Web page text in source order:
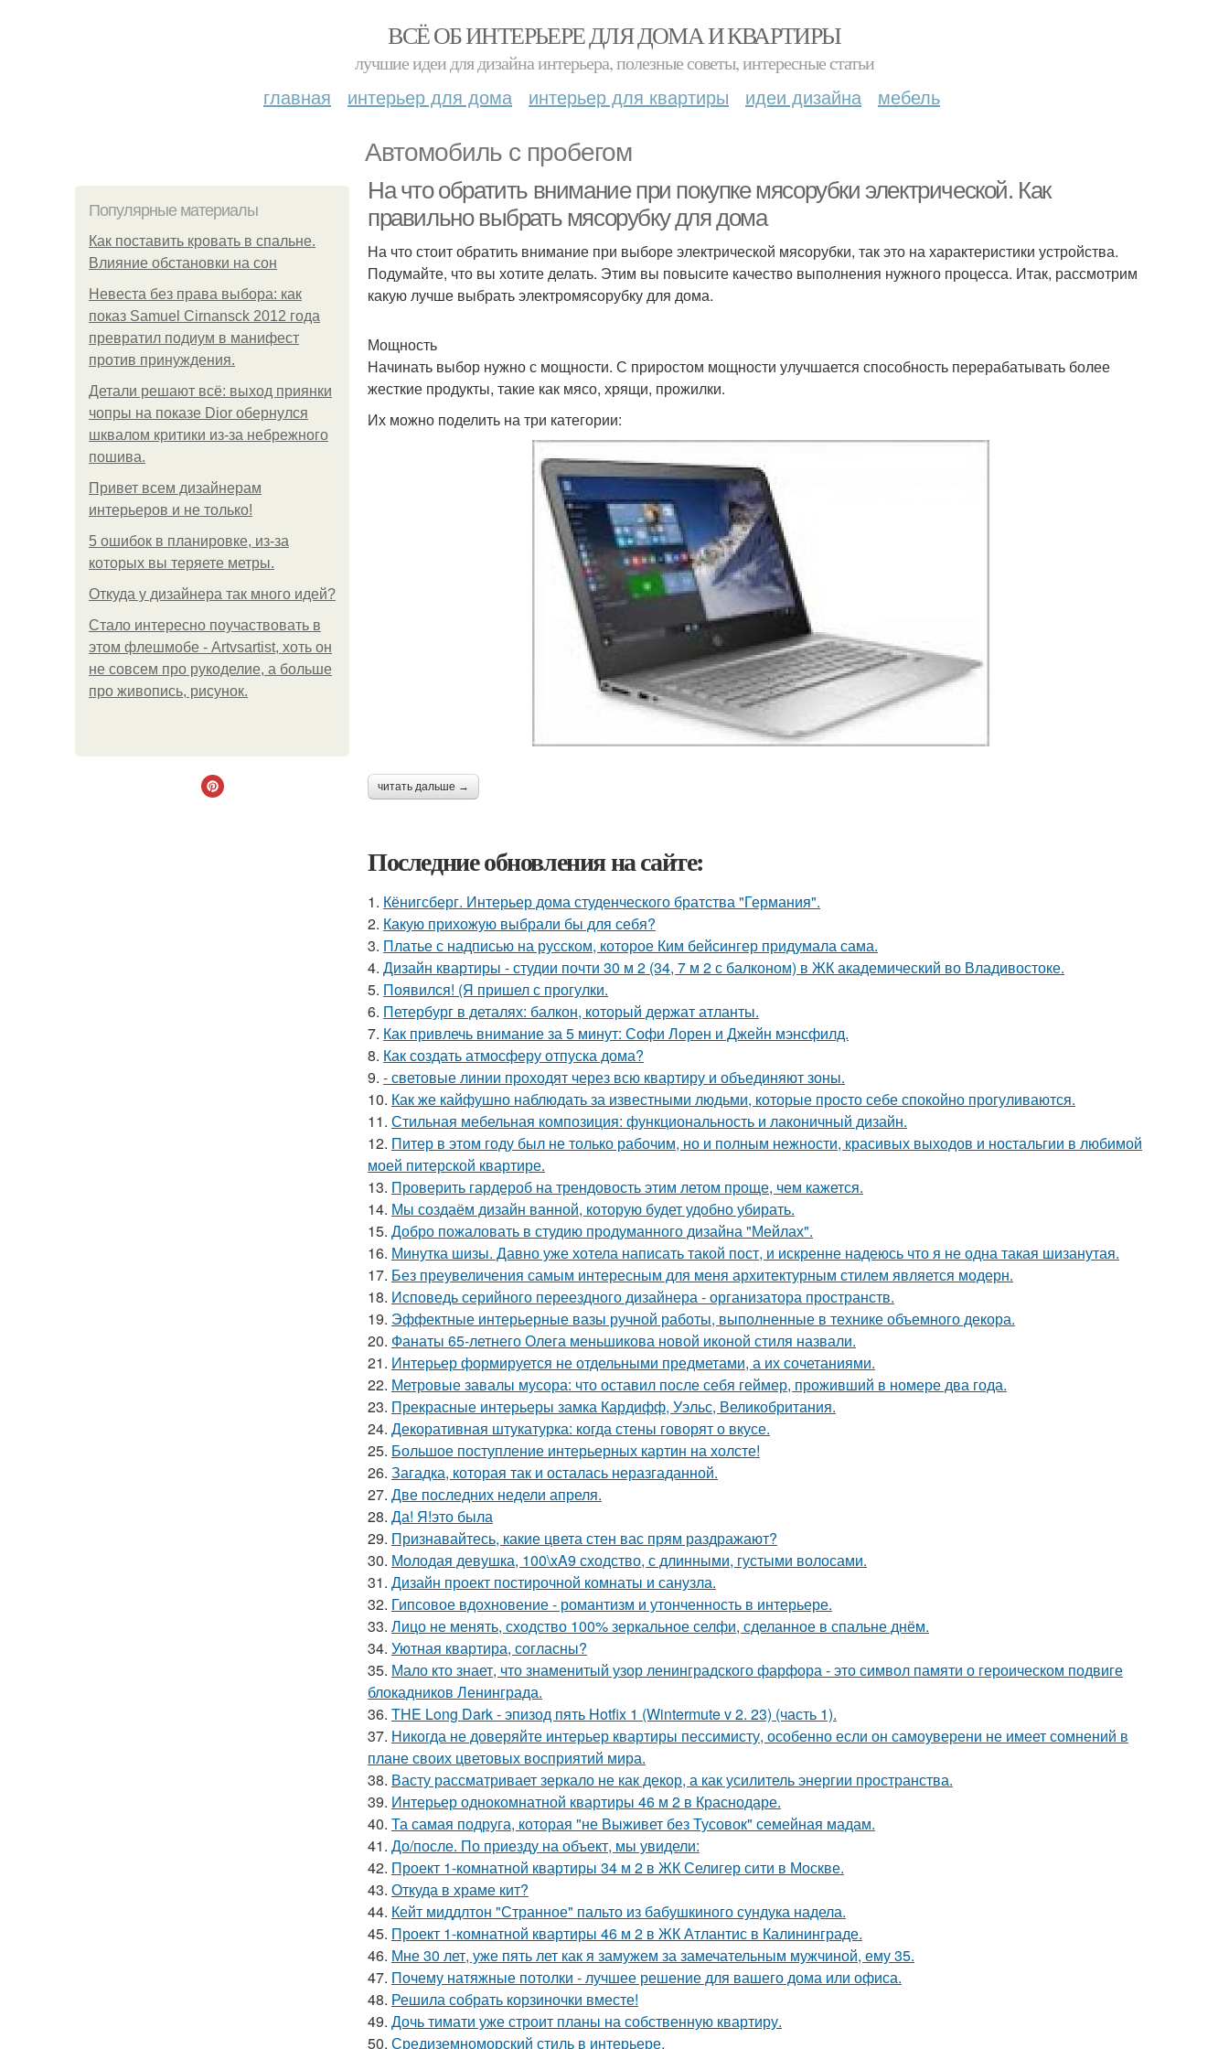
ВСЁ ОБ ИНТЕРЬЕРЕ ДЛЯ ДОМА И КВАРТИРЫ
лучшие идеи для дизайна интерьера, полезные советы, интересные статьи
главная интерьер для дома интерьер для квартиры идеи дизайна мебель
Автомобиль с пробегом
Популярные материалы
Как поставить кровать в спальне.
Влияние обстановки на сон
Невеста без права выбора: как
показ Samuel Cirnansck 2012 года
превратил подиум в манифест
против принуждения.
Детали решают всё: выход приянки
чопры на показе Dior обернулся
шквалом критики из-за небрежного
пошива.
Привет всем дизайнерам
интерьеров и не только!
5 ошибок в планировке, из-за
которых вы теряете метры.
Откуда у дизайнера так много идей?
Стало интересно поучаствовать в
этом флешмобе - Artvsartist, хоть он
не совсем про рукоделие, а больше
про живопись, рисунок.
На что обратить внимание при покупке мясорубки электрической. Как
правильно выбрать мясорубку для дома
На что стоит обратить внимание при выборе электрической мясорубки, так это на характеристики устройства.
Подумайте, что вы хотите делать. Этим вы повысите качество выполнения нужного процесса. Итак, рассмотрим
какую лучше выбрать электромясорубку для дома.
Мощность
Начинать выбор нужно с мощности. С приростом мощности улучшается способность перерабатывать более
жесткие продукты, такие как мясо, хрящи, прожилки.
Их можно поделить на три категории:
читать дальше →
Последние обновления на сайте:
1. Кёнигсберг. Интерьер дома студенческого братства "Германия".
2. Какую прихожую выбрали бы для себя?
3. Платье с надписью на русском, которое Ким бейсингер придумала сама.
4. Дизайн квартиры - студии почти 30 м 2 (34, 7 м 2 с балконом) в ЖК академический во Владивостоке.
5. Появился! (Я пришел с прогулки.
6. Петербург в деталях: балкон, который держат атланты.
7. Как привлечь внимание за 5 минут: Софи Лорен и Джейн мэнсфилд.
8. Как создать атмосферу отпуска дома?
9. - световые линии проходят через всю квартиру и объединяют зоны.
10. Как же кайфушно наблюдать за известными людьми, которые просто себе спокойно прогуливаются.
11. Стильная мебельная композиция: функциональность и лаконичный дизайн.
12. Питер в этом году был не только рабочим, но и полным нежности, красивых выходов и ностальгии в любимой
моей питерской квартире.
13. Проверить гардероб на трендовость этим летом проще, чем кажется.
14. Мы создаём дизайн ванной, которую будет удобно убирать.
15. Добро пожаловать в студию продуманного дизайна "Мейлах".
16. Минутка шизы. Давно уже хотела написать такой пост, и искренне надеюсь что я не одна такая шизанутая.
17. Без преувеличения самым интересным для меня архитектурным стилем является модерн.
18. Исповедь серийного переездного дизайнера - организатора пространств.
19. Эффектные интерьерные вазы ручной работы, выполненные в технике объемного декора.
20. Фанаты 65-летнего Олега меньшикова новой иконой стиля назвали.
21. Интерьер формируется не отдельными предметами, а их сочетаниями.
22. Метровые завалы мусора: что оставил после себя геймер, проживший в номере два года.
23. Прекрасные интерьеры замка Кардифф, Уэльс, Великобритания.
24. Декоративная штукатурка: когда стены говорят о вкусе.
25. Большое поступление интерьерных картин на холсте!
26. Загадка, которая так и осталась неразгаданной.
27. Две последних недели апреля.
28. Да! Я!это была
29. Признавайтесь, какие цвета стен вас прям раздражают?
30. Молодая девушка, 100\xA9 сходство, с длинными, густыми волосами.
31. Дизайн проект постирочной комнаты и санузла.
32. Гипсовое вдохновение - романтизм и утонченность в интерьере.
33. Лицо не менять, сходство 100% зеркальное селфи, сделанное в спальне днём.
34. Уютная квартира, согласны?
35. Мало кто знает, что знаменитый узор ленинградского фарфора - это символ памяти о героическом подвиге
блокадников Ленинграда.
36. THE Long Dark - эпизод пять Hotfix 1 (Wintermute v 2. 23) (часть 1).
37. Никогда не доверяйте интерьер квартиры пессимисту, особенно если он самоуверени не имеет сомнений в
плане своих цветовых восприятий мира.
38. Васту рассматривает зеркало не как декор, а как усилитель энергии пространства.
39. Интерьер однокомнатной квартиры 46 м 2 в Краснодаре.
40. Та самая подруга, которая "не Выживет без Тусовок" семейная мадам.
41. До/после. По приезду на объект, мы увидели:
42. Проект 1-комнатной квартиры 34 м 2 в ЖК Селигер сити в Москве.
43. Откуда в храме кит?
44. Кейт миддлтон "Странное" пальто из бабушкиного сундука надела.
45. Проект 1-комнатной квартиры 46 м 2 в ЖК Атлантис в Калининграде.
46. Мне 30 лет, уже пять лет как я замужем за замечательным мужчиной, ему 35.
47. Почему натяжные потолки - лучшее решение для вашего дома или офиса.
48. Решила собрать корзиночки вместе!
49. Дочь тимати уже строит планы на собственную квартиру.
50. Средиземноморский стиль в интерьере.